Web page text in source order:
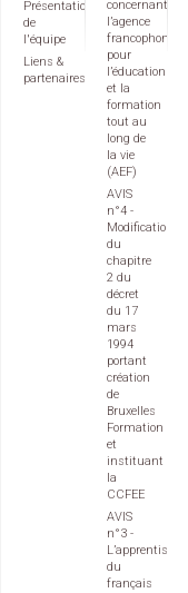
Présentation
de
l'équipe
Liens &
partenaires
concernant
l’agence
francophone
pour
l’éducation
et la
formation
tout au
long de
la vie
(AEF)
AVIS
n°4 -
Modification
du
chapitre
2 du
décret
du 17
mars
1994
portant
création
de
Bruxelles
Formation
et
instituant
la
CCFEE
AVIS
n°3 -
L’apprentissage
du
français